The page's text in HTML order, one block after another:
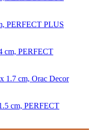
PERFECT PLUS
cm, PERFECT
1.7 cm, Orac Decor
cm, PERFECT